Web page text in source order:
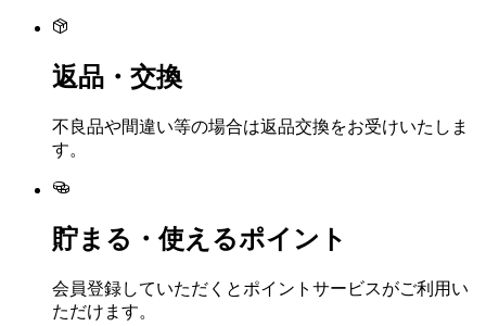
返品・交換
不良品や間違い等の場合は返品交換をお受けいたしま
す。
貯まる・使えるポイント
会員登録していただくとポイントサービスがご利用い
ただけます。